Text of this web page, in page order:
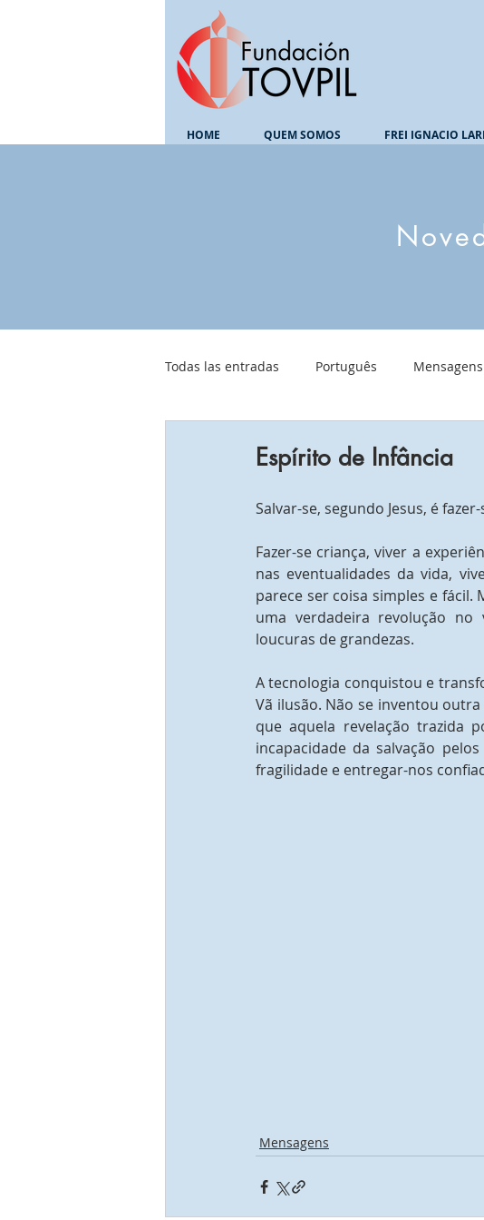
HOME QUEM SOMOS FREI IGNACIO
Todas las entradas Português Mensagens
Espírito de Infância
Salvar-se, segundo Jesus, é
Fazer-se criança, viver a
nas eventualidades da vida,
parece ser coisa simples e
uma verdadeira revolução no
loucuras de grandezas.
A tecnologia conquistou e
Vã ilusão. Não se inventou
que aquela revelação trazida
incapacidade da salvação
fragilidade e entregar-nos
Mensagens